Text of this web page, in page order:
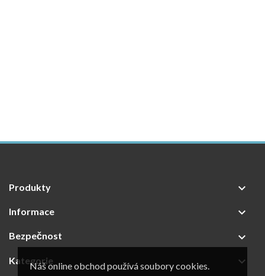
Náš online obchod používá soubory cookies.
Produkty 
Informace 
Bezpečnost 
Kategorie 